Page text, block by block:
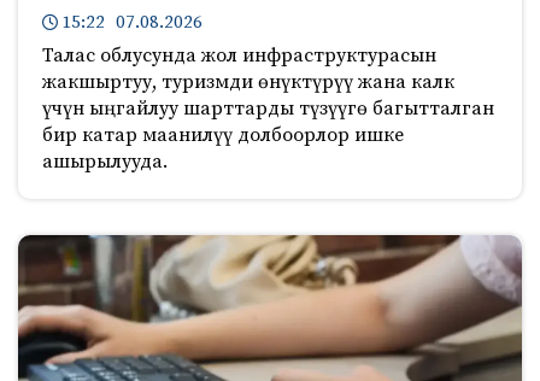
15:22 07.08.2026
Талас облусунда жол инфраструктурасын
жакшыртуу, туризмди өнүктүрүү жана калк
үчүн ыңгайлуу шарттарды түзүүгө багытталган
бир катар маанилүү долбоорлор ишке
ашырылууда.